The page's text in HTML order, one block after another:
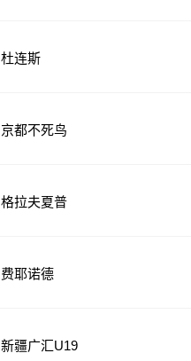
杜连斯
京都不死鸟
格拉夫夏普
费耶诺德
新疆广汇U19